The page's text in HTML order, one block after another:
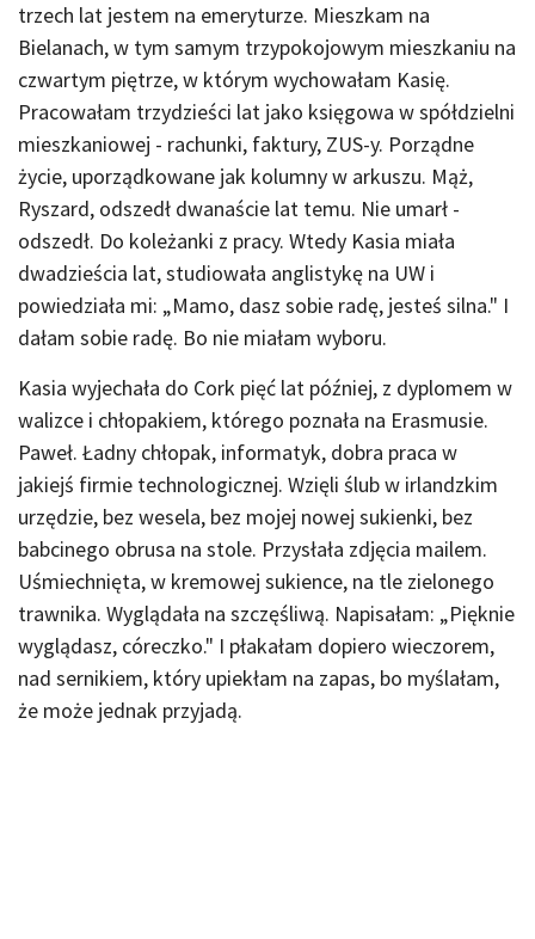
trzech lat jestem na emeryturze. Mieszkam na
Bielanach, w tym samym trzypokojowym mieszkaniu na
czwartym piętrze, w którym wychowałam Kasię.
Pracowałam trzydzieści lat jako księgowa w spółdzielni
mieszkaniowej - rachunki, faktury, ZUS-y. Porządne
życie, uporządkowane jak kolumny w arkuszu. Mąż,
Ryszard, odszedł dwanaście lat temu. Nie umarł -
odszedł. Do koleżanki z pracy. Wtedy Kasia miała
dwadzieścia lat, studiowała anglistykę na UW i
powiedziała mi: „Mamo, dasz sobie radę, jesteś silna." I
dałam sobie radę. Bo nie miałam wyboru.
Kasia wyjechała do Cork pięć lat później, z dyplomem w
walizce i chłopakiem, którego poznała na Erasmusie.
Paweł. Ładny chłopak, informatyk, dobra praca w
jakiejś firmie technologicznej. Wzięli ślub w irlandzkim
urzędzie, bez wesela, bez mojej nowej sukienki, bez
babcinego obrusa na stole. Przysłała zdjęcia mailem.
Uśmiechnięta, w kremowej sukience, na tle zielonego
trawnika. Wyglądała na szczęśliwą. Napisałam: „Pięknie
wyglądasz, córeczko." I płakałam dopiero wieczorem,
nad sernikiem, który upiekłam na zapas, bo myślałam,
że może jednak przyjadą.